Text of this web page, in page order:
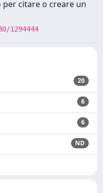
citare o creare un
1294444
20
6
6
ND